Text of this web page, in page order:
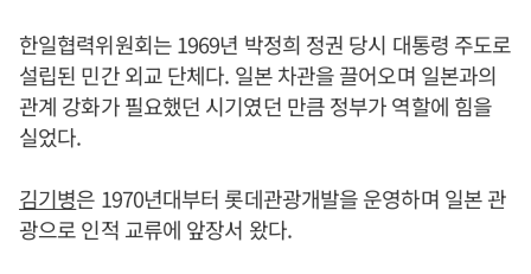
한일협력위원회는 1969년 박정희 정권 당시 대통령 주도로
설립된 민간 외교 단체다. 일본 차관을 끌어오며 일본과의
관계 강화가 필요했던 시기였던 만큼 정부가 역할에 힘을
실었다.
김기병은 1970년대부터 롯데관광개발을 운영하며 일본 관
광으로 인적 교류에 앞장서 왔다.